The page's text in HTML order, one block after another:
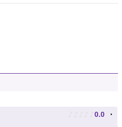
♪ ♪ ♪ ♪ ♪ 0.0